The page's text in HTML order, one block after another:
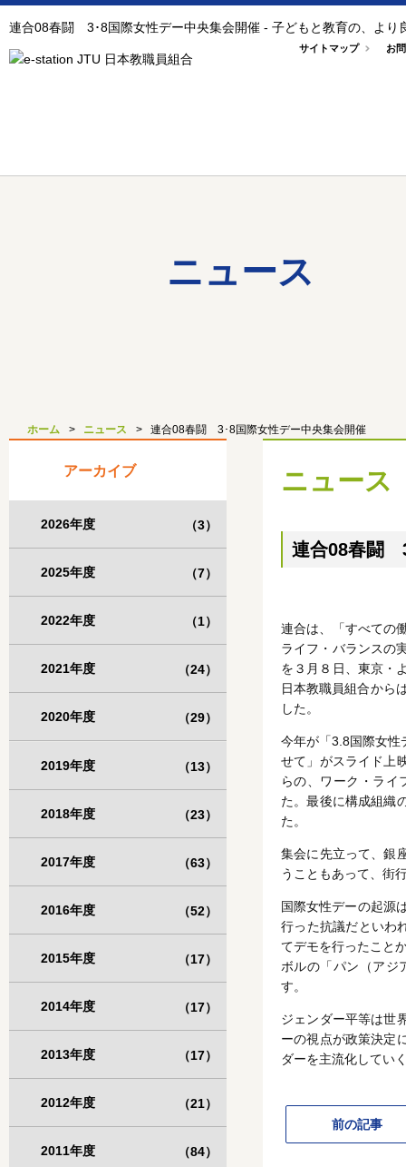
連合08春闘 3･8国際女性デー中央集会開催 - 子どもと教育の、
サイトマップ お
ニュース
ホーム ニュース 連合08春闘 3･8国際女性デー中央集会開催
ニュース
連合08春闘
連合は、「すべての
ライフ・バランスの
を３月８日、東京・
日本教職員組合から
した。
今年が「3.8国際女性
せて」がスライド上
らの、ワーク・ライ
た。最後に構成組織
た。
集会に先立って、銀
うこともあって、街
国際女性デーの起源
行った抗議だといわ
てデモを行ったこと
ボルの「パン（アジ
す。
ジェンダー平等は世
ーの視点が政策決定
ダーを主流化してい
前の記事
アーカイブ
2026年度 （3）
2025年度 （7）
2022年度 （1）
2021年度 （24）
2020年度 （29）
2019年度 （13）
2018年度 （23）
2017年度 （63）
2016年度 （52）
2015年度 （17）
2014年度 （17）
2013年度 （17）
2012年度 （21）
2011年度 （84）